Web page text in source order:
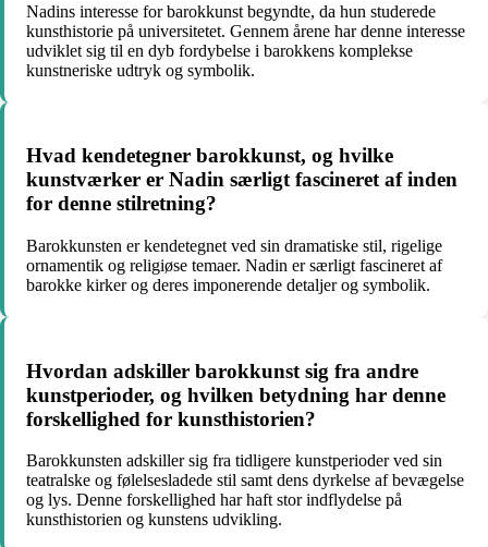
Nadins interesse for barokkunst begyndte, da hun studerede
kunsthistorie på universitetet. Gennem årene har denne interesse
udviklet sig til en dyb fordybelse i barokkens komplekse
kunstneriske udtryk og symbolik.
Hvad kendetegner barokkunst, og hvilke
kunstværker er Nadin særligt fascineret af inden
for denne stilretning?
Barokkunsten er kendetegnet ved sin dramatiske stil, rigelige
ornamentik og religiøse temaer. Nadin er særligt fascineret af
barokke kirker og deres imponerende detaljer og symbolik.
Hvordan adskiller barokkunst sig fra andre
kunstperioder, og hvilken betydning har denne
forskellighed for kunsthistorien?
Barokkunsten adskiller sig fra tidligere kunstperioder ved sin
teatralske og følelsesladede stil samt dens dyrkelse af bevægelse
og lys. Denne forskellighed har haft stor indflydelse på
kunsthistorien og kunstens udvikling.